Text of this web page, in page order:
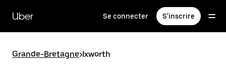
contenu
principal
Uber Se connecter S'inscrire
Grande-Bretagne>Ixworth